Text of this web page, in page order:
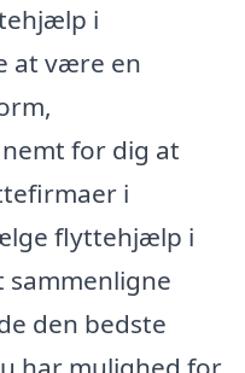
i
at være en
for dig at
i
flyttehjælp i
sammenligne
den bedste